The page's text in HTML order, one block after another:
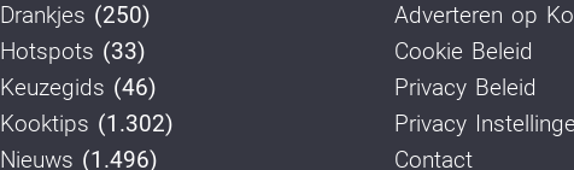
Drankjes (250)
Hotspots (33)
Keuzegids (46)
Kooktips (1.302)
Nieuws (1.496)
Adverteren op
Cookie Beleid
Privacy Beleid
Privacy
Contact